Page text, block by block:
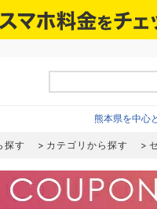
熊本県を中心
探す カテゴリから探す